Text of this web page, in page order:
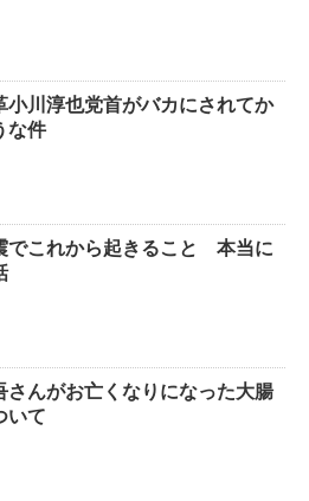
小川淳也党首がバカにされてか
な件
でこれから起きること 本当に
さんがお亡くなりになった大腸
いて